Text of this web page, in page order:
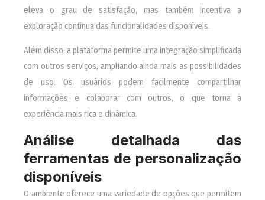
eleva o grau de satisfação, mas também incentiva a
exploração contínua das funcionalidades disponíveis.
Além disso, a plataforma permite uma integração simplificada
com outros serviços, ampliando ainda mais as possibilidades
de uso. Os usuários podem facilmente compartilhar
informações e colaborar com outros, o que torna a
experiência mais rica e dinâmica.
Análise detalhada das
ferramentas de personalização
disponíveis
O ambiente oferece uma variedade de opções que permitem